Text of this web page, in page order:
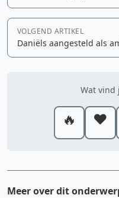
VOLGEND ARTIKEL
Daniëls aangesteld als
Wat vind
🔥 ❤️
Meer over dit